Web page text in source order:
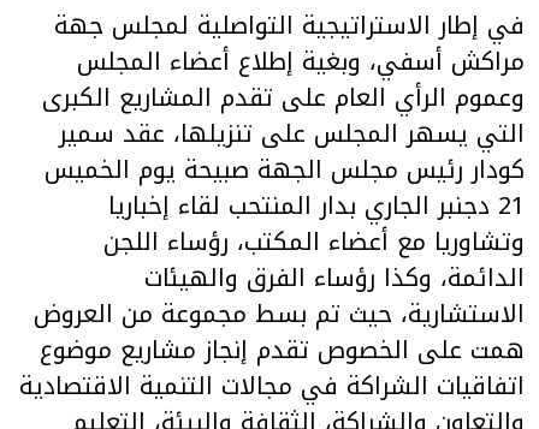
في إطار الاستراتيجية التواصلية لمجلس جهة
مراكش أسفي، وبغية إطلاع أعضاء المجلس
وعموم الرأي العام على تقدم المشاريع الكبرى
التي يسهر المجلس على تنزيلها، عقد سمير
كودار رئيس مجلس الجهة صبيحة يوم الخميس
21 دجنبر الجاري بدار المنتحب لقاء إخباريا
وتشاوريا مع أعضاء المكتب، رؤساء اللجن
الدائمة، وكذا رؤساء الفرق والهيئات
الاستشارية، حيث تم بسط مجموعة من العروض
همت على الخصوص تقدم إنجاز مشاريع موضوع
اتفاقيات الشراكة في مجالات التنمية الاقتصادية